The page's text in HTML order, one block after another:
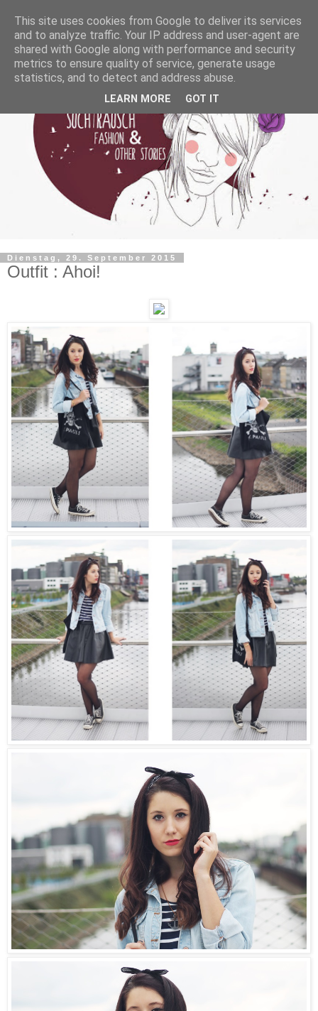
Dienstag, 29. September 2015
Outfit : Ahoi!
This site uses cookies from Google to deliver its services
and to analyze traffic. Your IP address and user-agent are
shared with Google along with performance and security
metrics to ensure quality of service, generate usage
statistics, and to detect and address abuse.
LEARN MORE GOT IT